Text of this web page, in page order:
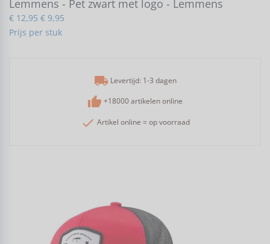
Lemmens - Pet zwart met logo - Lemmens
€ 12,95 € 9,95
Prijs per stuk
local_shipping Levertijd: 1-3 dagen
thumb_up +18000 artikelen online
check Artikel online = op voorraad